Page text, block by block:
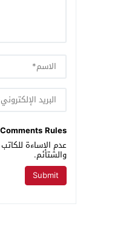
Comments Rules :
عدم الإساءة
والشتائم.